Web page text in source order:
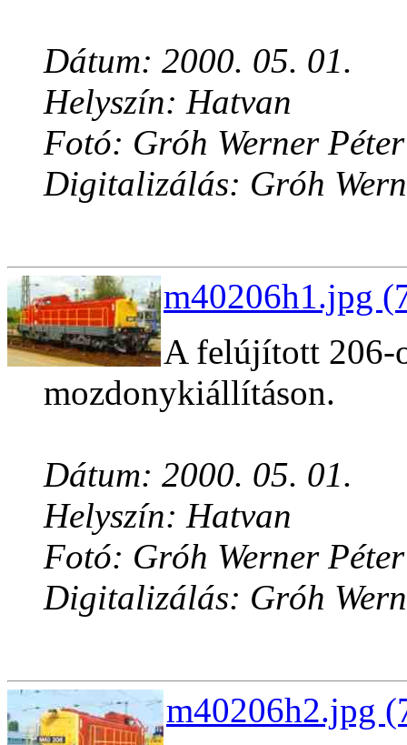
Dátum: 2000. 05. 01.
Helyszín: Hatvan
Fotó: Gróh Werner Péter
Digitalizálás: Gróh
m40206h1.jpg
A felújított 206-
mozdonykiállításon.
Dátum: 2000. 05. 01.
Helyszín: Hatvan
Fotó: Gróh Werner Péter
Digitalizálás: Gróh
m40206h2.jpg